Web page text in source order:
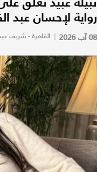
رواية لإحسان عبد
08 آب 2026 | القاهرة - شريف